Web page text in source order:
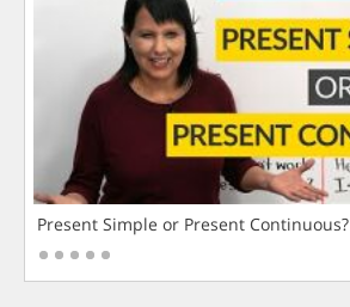
Present Simple or Present Continuous?